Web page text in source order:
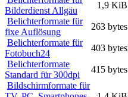
Bilderdienst Allgäu
1,9 KiB
Belichterformate für
fixe Auflösung
263 bytes
Belichterformate für
Fotobuch24
403 bytes
Belichterformate
Standard für 300dpi
415 bytes
Bildschirmformate für